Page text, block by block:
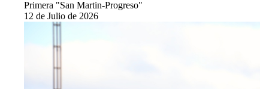
Primera "San Martin-Progreso"
12 de Julio de 2026